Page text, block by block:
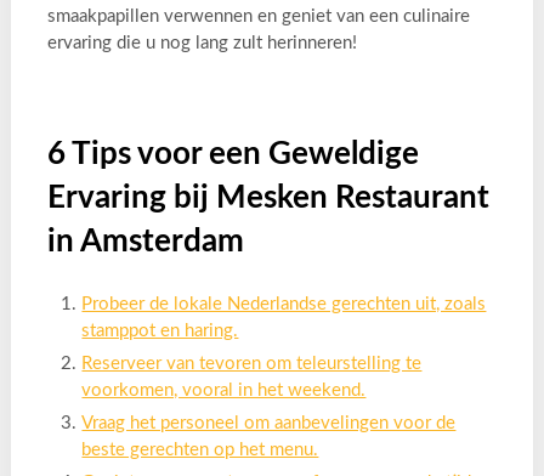
smaakpapillen verwennen en geniet van een culinaire
ervaring die u nog lang zult herinneren!
6 Tips voor een Geweldige
Ervaring bij Mesken Restaurant
in Amsterdam
Probeer de lokale Nederlandse gerechten uit, zoals
stamppot en haring.
Reserveer van tevoren om teleurstelling te
voorkomen, vooral in het weekend.
Vraag het personeel om aanbevelingen voor de
beste gerechten op het menu.